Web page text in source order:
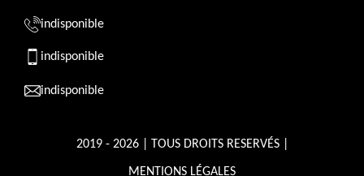
indisponible
indisponible
indisponible
2019 - 2026 | TOUS DROITS RESERVÉS |
MENTIONS LÉGALES